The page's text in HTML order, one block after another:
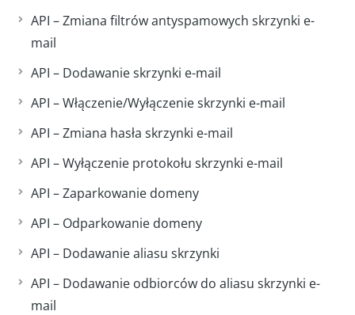
API – Zmiana filtrów antyspamowych skrzynki e-
mail
API – Dodawanie skrzynki e-mail
API – Włączenie/Wyłączenie skrzynki e-mail
API – Zmiana hasła skrzynki e-mail
API – Wyłączenie protokołu skrzynki e-mail
API – Zaparkowanie domeny
API – Odparkowanie domeny
API – Dodawanie aliasu skrzynki
API – Dodawanie odbiorców do aliasu skrzynki e-
mail